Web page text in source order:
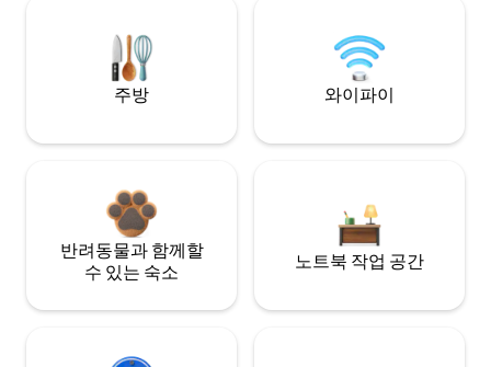
주방 와이파이
반려동물과 함께할
수 있는 숙소
노트북 작업 공간